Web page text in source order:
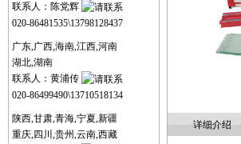
联系人：陈党辉
020-86481535\13798128437
广东,广西,海南,江西,河南
湖北,湖南
联系人：黄浦传
020-86499490\13710518134
陕西,甘肃,青海,宁夏,新疆
重庆,四川,贵州,云南,西藏
详细介绍